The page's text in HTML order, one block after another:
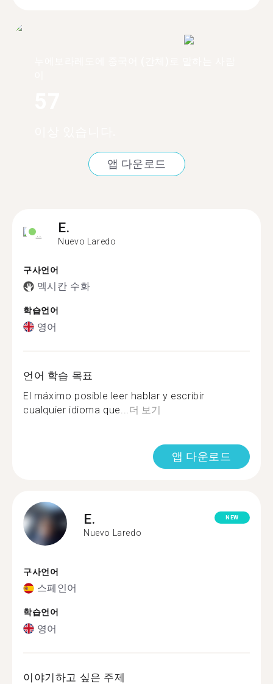
앱 다운로드
E.
Nuevo Laredo
구사언어
멕시칸 수화
학습언어
영어
언어 학습 목표
El máximo posible leer hablar y escribir
cualquier idioma que... 더 보기
앱 다운로드
E.
Nuevo Laredo
NEW
구사언어
스페인어
학습언어
영어
이야기하고 싶은 주제